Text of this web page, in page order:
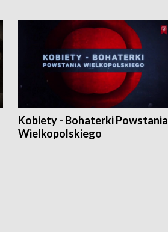
Kobiety - Bohaterki Powstania
Wielkopolskiego